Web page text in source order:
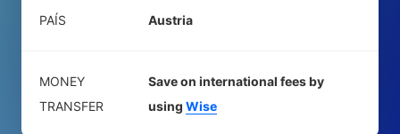
PAÍS Austria
MONEY
TRANSFER
Save on international fees by
using Wise